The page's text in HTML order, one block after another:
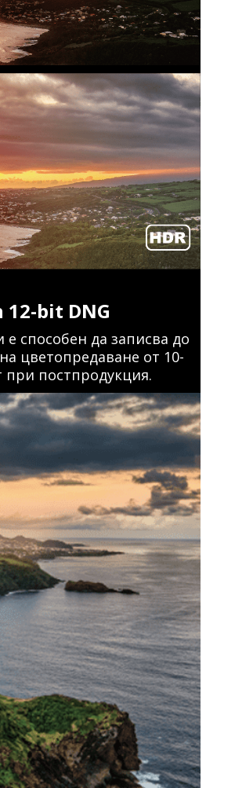
bit DNG
способен да записва до
цветопредаване от 10-
при постпродукция.